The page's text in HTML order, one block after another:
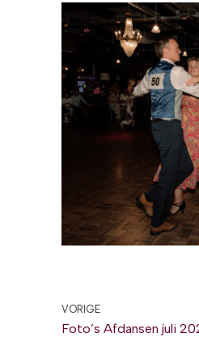
VORIGE
Foto’s Afdansen juli